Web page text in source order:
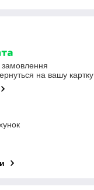
на вашу картку